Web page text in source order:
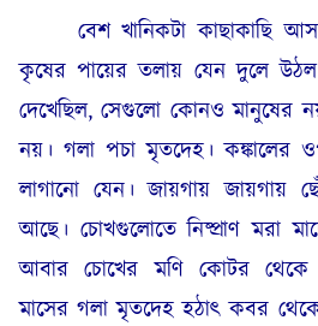
বেশ খানিকটা কাছাকাছি
কৃষের পায়ের তলায় যেন দুলে
দেখেছিল, সেগুলো কোনও মানুষের
নয়। গলা পচা মৃতদেহ। কঙ্কালের
লাগানো যেন। জায়গায় জায়গায়
আছে। চোখগুলোতে নিষ্প্রাণ মরা
আবার চোখের মণি কোটর থেকে
মাসের গলা মৃতদেহ হঠাৎ কবর